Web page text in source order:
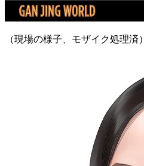
（現場の様子、モザイク処理済）